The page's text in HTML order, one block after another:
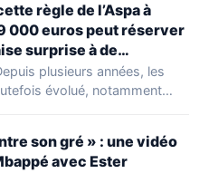
règle de l’Aspa à
000 euros peut réserver
surprise à de
familles
plusieurs années, les
évolué, notamment
son gré » : une vidéo
avec Ester